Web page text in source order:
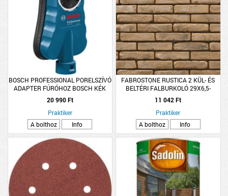
BOSCH PROFESSIONAL PORELSZÍVÓ
ADAPTER FÚRÓHOZ BOSCH KÉK
GDE 68
20 990 Ft
Praktiker
A bolthoz
Info
FABROSTONE RUSTICA 2 KÜL- ÉS
BELTÉRI FALBURKOLÓ 29X6,5-
7X2CM
11 042 Ft
Praktiker
A bolthoz
Info